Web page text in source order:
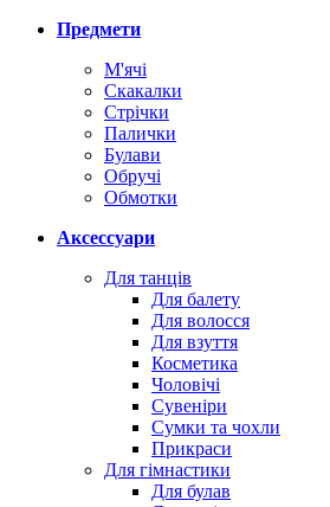
Предмети
М'ячі
Скакалки
Стрічки
Палички
Булави
Обручі
Обмотки
Аксессуари
Для танців
Для балету
Для волосся
Для взуття
Косметика
Чоловічі
Сувеніри
Сумки та чохли
Прикраси
Для гімнастики
Для булав